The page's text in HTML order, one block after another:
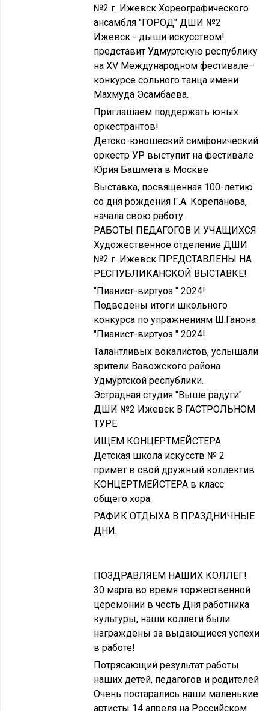
№2 г. Ижевск Хореографического
ансамбля "ГОРОД" ДШИ №2
Ижевск - дыши искусством!
представит Удмуртскую республику
на XV Международном фестивале–
конкурсе сольного танца имени
Махмуда Эсамбаева.
Приглашаем поддержать юных
оркестрантов!
Детско-юношеский симфонический
оркестр УР выступит на фестивале
Юрия Башмета в Москве
Выставка, посвященная 100-летию
со дня рождения Г.А. Корепанова,
начала свою работу.
РАБОТЫ ПЕДАГОГОВ И УЧАЩИХСЯ
Художественное отделение ДШИ
№2 г. Ижевск ПРЕДСТАВЛЕНЫ НА
РЕСПУБЛИКАНСКОЙ ВЫСТАВКЕ!
"Пианист-виртуоз " 2024!
Подведены итоги школьного
конкурса по упражнениям Ш.Ганона
"Пианист-виртуоз " 2024!
Талантливых вокалистов, услышали
зрители Вавожского района
Удмуртской республики.
Эстрадная студия "Выше радуги"
ДШИ №2 Ижевск В ГАСТРОЛЬНОМ
ТУРЕ.
ИЩЕМ КОНЦЕРТМЕЙСТЕРА
Детская школа искусств № 2
примет в свой дружный коллектив
КОНЦЕРТМЕЙСТЕРА в класс
общего хора.
РАФИК ОТДЫХА В ПРАЗДНИЧНЫЕ
ДНИ.
ПОЗДРАВЛЯЕМ НАШИХ КОЛЛЕГ!
30 марта во время торжественной
церемонии в честь Дня работника
культуры, наши коллеги были
награждены за выдающиеся успехи
в работе!
Потрясающий результат работы
наших детей, педагогов и родителей
Очень постарались наши маленькие
артисты 14 апреля на Российском